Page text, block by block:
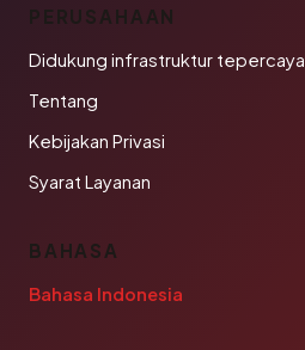
PERUSAHAAN
Didukung infrastruktur tepercaya
Tentang
Kebijakan Privasi
Syarat Layanan
BAHASA
Bahasa Indonesia